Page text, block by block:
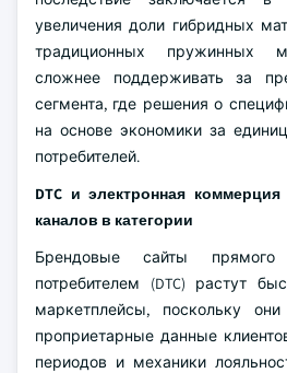
увеличения доли гибридных
традиционных пружинных
сложнее поддерживать за
сегмента, где решения о
на основе экономики за
потребителей.
DTC и электронная
каналов в категории
Брендовые сайты прямого
потребителем (DTC) растут
маркетплейсы, поскольку
проприетарные данные
периодов и механики